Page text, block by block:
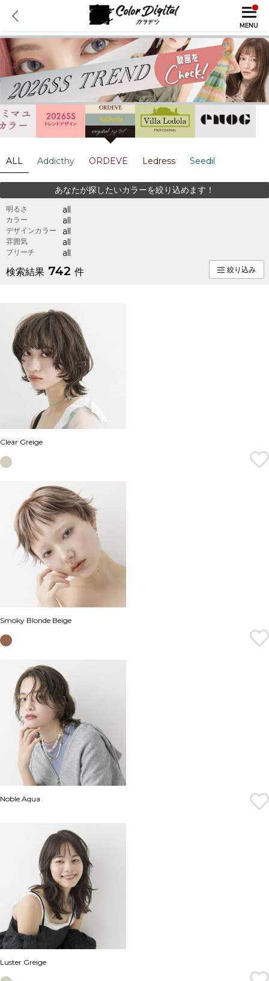
MENU
ALL Addicthy ORDEVE Ledress Seedil
あなたが探したいカラーを絞り込めます！
明るさ all
カラー all
デザインカラー all
雰囲気 all
ブリーチ all
検索結果 742 件 絞り込み
Clear Greige
Smoky Blonde Beige
Noble Aqua
Luster Greige